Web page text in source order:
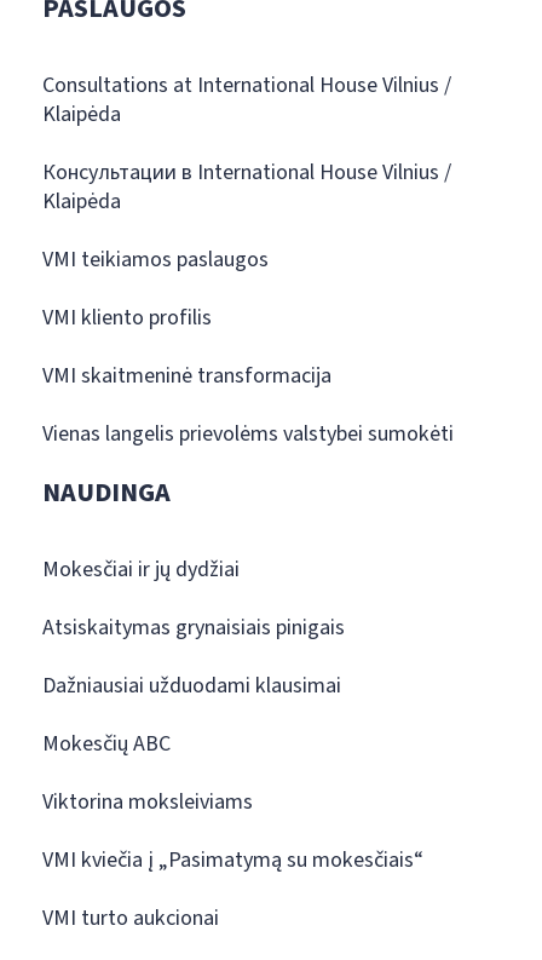
PASLAUGOS
Consultations at International House Vilnius /
Klaipėda
Консультации в International House Vilnius /
Klaipėda
VMI teikiamos paslaugos
VMI kliento profilis
VMI skaitmeninė transformacija
Vienas langelis prievolėms valstybei sumokėti
NAUDINGA
Mokesčiai ir jų dydžiai
Atsiskaitymas grynaisiais pinigais
Dažniausiai užduodami klausimai
Mokesčių ABC
Viktorina moksleiviams
VMI kviečia į „Pasimatymą su mokesčiais“
VMI turto aukcionai